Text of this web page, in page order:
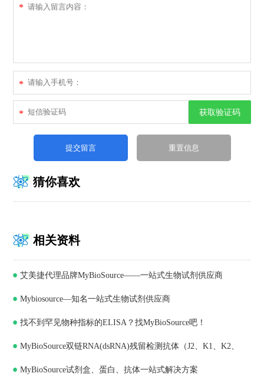
*
*
* 获取验证码
猜你喜欢
相关资料
艾美捷代理品牌MyBioSource——一站式生物试剂供应商
Mybiosource—知名一站式生物试剂供应商
找不到罕见物种指标的ELISA？找MyBioSource吧！
MyBioSource双链RNA(dsRNA)残留检测抗体（J2、K1、K2、
J5）和ELISA试剂盒
MyBioSource试剂盒、蛋白、抗体一站式解决方案